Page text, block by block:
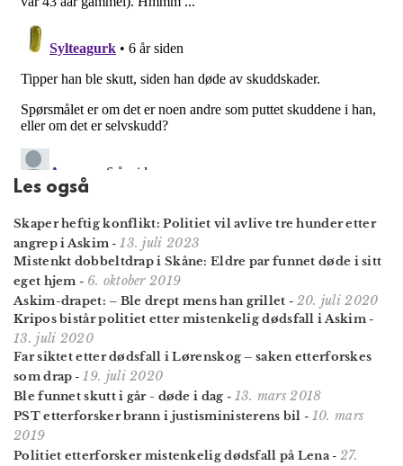
Les også
Skaper heftig konflikt: Politiet vil avlive tre hunder etter
angrep i Askim -13. juli 2023
Mistenkt dobbeltdrap i Skåne: Eldre par funnet døde i sitt
eget hjem - 6. oktober 2019
Askim-drapet: – Ble drept mens han grillet - 20. juli 2020
Kripos bistår politiet etter mistenkelig dødsfall i Askim -
13. juli 2020
Far siktet etter dødsfall i Lørenskog – saken etterforskes
som drap -19. juli 2020
Ble funnet skutt i går - døde i dag - 13. mars 2018
PST etterforsker brann i justis­ministerens bil - 10. mars
2019
Politiet etterforsker mistenkelig dødsfall på Lena - 27.